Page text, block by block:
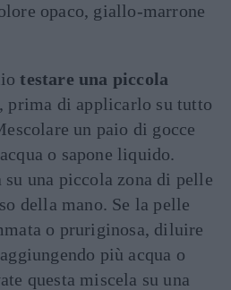
opaco, giallo-marrone
testare una piccola
, prima di applicarlo su tutto
un paio di gocce
o sapone liquido.
una piccola zona di pelle
della mano. Se la pelle
o pruriginosa, diluire
più acqua o
questa miscela su una